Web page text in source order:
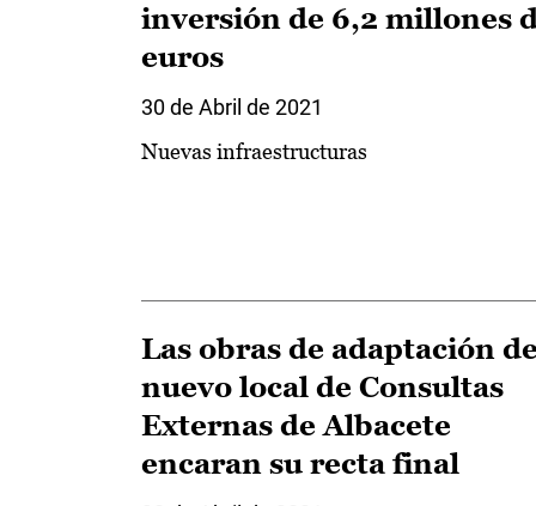
inversión de 6,2 millones
euros
30 de Abril de 2021
Nuevas infraestructuras
Las obras de adaptación
nuevo local de Consultas
Externas de Albacete
encaran su recta final